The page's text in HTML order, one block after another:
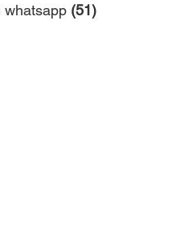
whatsapp (51)